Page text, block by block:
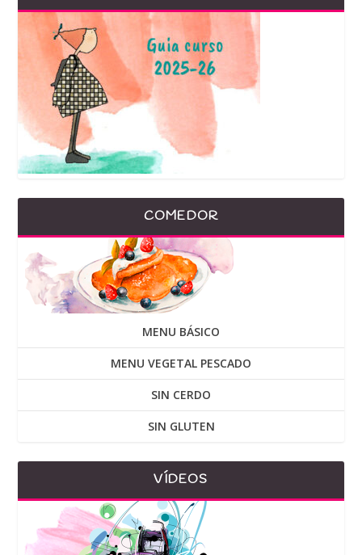
COMEDOR
MENU BÁSICO
MENU VEGETAL PESCADO
SIN CERDO
SIN GLUTEN
VÍDEOS